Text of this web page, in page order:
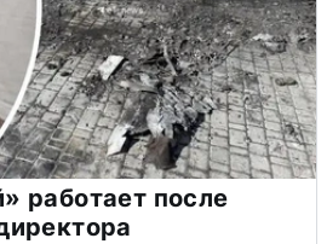
работает после